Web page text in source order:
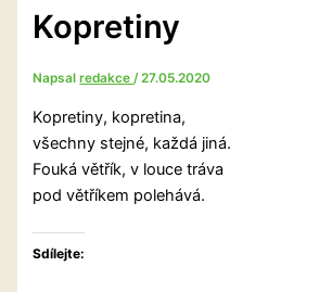
Kopretiny
Napsalredakce/27.05.2020
Kopretiny, kopretina,
všechny stejné, každá jiná.
Fouká větřík, v louce tráva
pod větříkem polehává.
Sdílejte: